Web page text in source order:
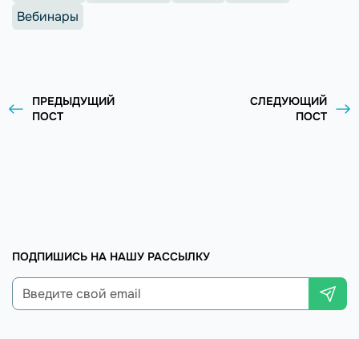
Вебинары
ПРЕДЫДУЩИЙ
ПОСТ
СЛЕДУЮЩИЙ
ПОСТ
ПОДПИШИСЬ НА НАШУ РАССЫЛКУ